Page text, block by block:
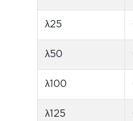
λ25
λ50
λ100
λ125